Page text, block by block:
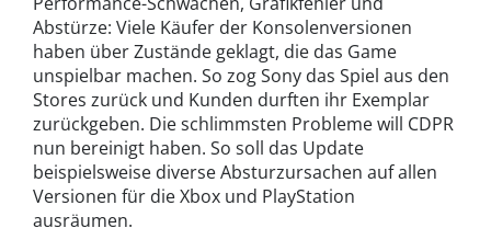
Abstürze: Viele Käufer der Konsolenversionen
haben über Zustände geklagt, die das Game
unspielbar machen. So zog Sony das Spiel aus den
Stores zurück und Kunden durften ihr Exemplar
zurückgeben. Die schlimmsten Probleme will CDPR
nun bereinigt haben. So soll das Update
beispielsweise diverse Absturzursachen auf allen
Versionen für die Xbox und PlayStation
ausräumen.